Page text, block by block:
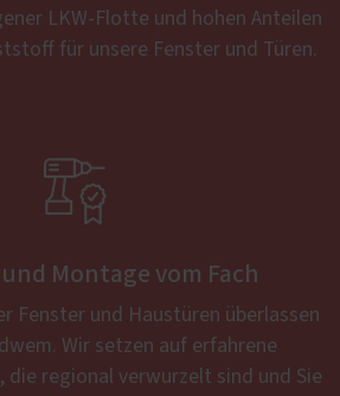
LKW-Flotte und hohen Anteilen
für unsere Fenster und Türen.

Montage vom Fach
Fenster und Haustüren überlassen
Wir setzen auf erfahrene
die regional verwurzelt sind und Sie